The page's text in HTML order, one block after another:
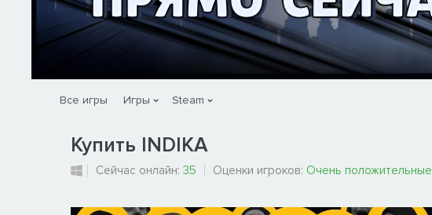
Все игры Игры Steam
Купить INDIKA
Сейчас онлайн: 35 Оценки игроков: Очень положительные